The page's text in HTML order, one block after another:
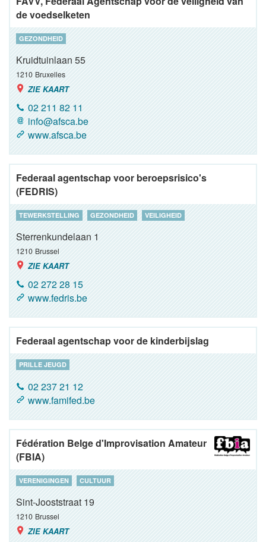
de voedselketen
GEZONDHEID
Kruidtuinlaan 55
1210 Bruxelles
ZIE KAART
02 211 82 11
info@afsca.be
www.afsca.be
Federaal agentschap voor beroepsrisico's
(FEDRIS)
TEWERKSTELLING GEZONDHEID VEILIGHEID
Sterrenkundelaan 1
1210 Brussel
ZIE KAART
02 272 28 15
www.fedris.be
Federaal agentschap voor de kinderbijslag
PRILLE JEUGD
02 237 21 12
www.famifed.be
Fédération Belge d'Improvisation Amateur
(FBIA)
VERENIGINGEN CULTUUR
Sint-Jooststraat 19
1210 Brussel
ZIE KAART